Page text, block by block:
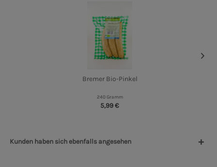
Bremer Bio-Pinkel
240 Gramm
5,99 €
Kunden haben sich ebenfalls angesehen